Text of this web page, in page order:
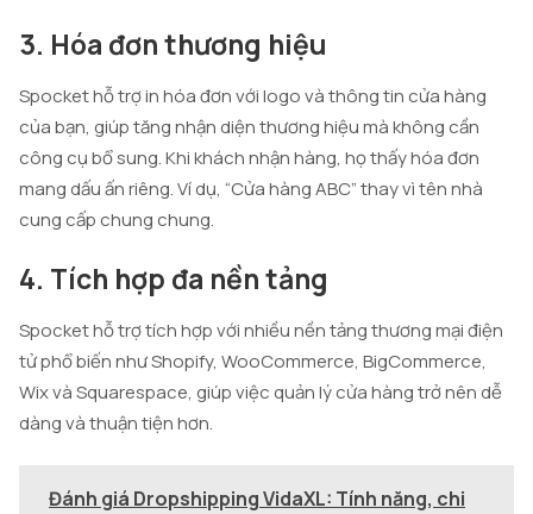
3. Hóa đơn thương hiệu
Spocket hỗ trợ in hóa đơn với logo và thông tin cửa hàng
của bạn, giúp tăng nhận diện thương hiệu mà không cần
công cụ bổ sung. Khi khách nhận hàng, họ thấy hóa đơn
mang dấu ấn riêng. Ví dụ, “Cửa hàng ABC” thay vì tên nhà
cung cấp chung chung.
4. Tích hợp đa nền tảng
Spocket hỗ trợ tích hợp với nhiều nền tảng thương mại điện
tử phổ biến như Shopify, WooCommerce, BigCommerce,
Wix và Squarespace, giúp việc quản lý cửa hàng trở nên dễ
dàng và thuận tiện hơn.
Đánh giá Dropshipping VidaXL: Tính năng, chi